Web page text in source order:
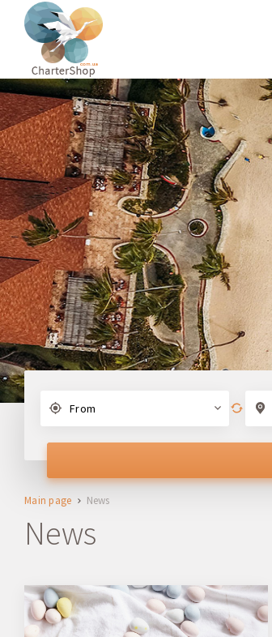
From
Main page News
News